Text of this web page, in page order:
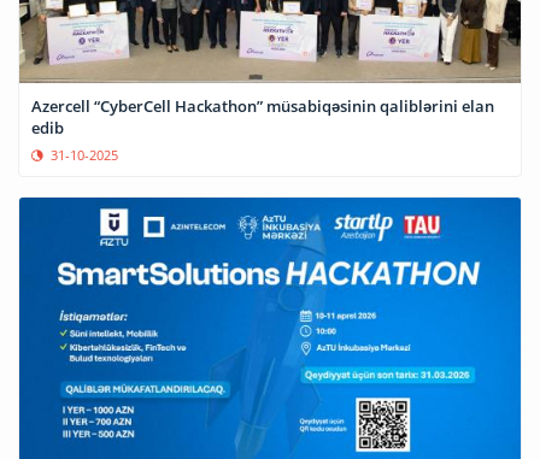
Azercell “CyberCell Hackathon” müsabiqəsinin qaliblərini elan
edib
31-10-2025